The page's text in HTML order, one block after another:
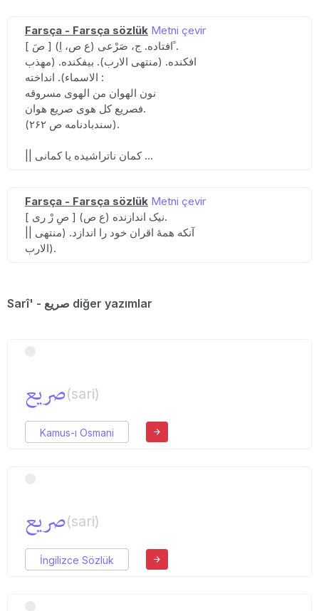
Farsça - Farsça sözlük Metni çevir
[ صَ ] (ع ص، اِ) افتاده. ج، صَرْعی ََ.
افکنده. (منتهی الارب). بیفکنده. (مهذب
الاسماء). انداخته :
نون الهوان من الهوی مسروقه
فصریع کل هوی صریع هوان.
(سندبادنامه ص ۲۶۲).
|| کمان ناتراشیده یا کمانی ...
Farsça - Farsça sözlük Metni çevir
[ صِ رْ ری ] (ع ص) نیک اندازنده.
|| آنکه همهٔ اقران خود را اندازد. (منتهی
الارب).
Sarî' - صریع diğer yazımlar
صریع(sari)
Kamus-ı Osmani
صریع(sari)
İngilizce Sözlük